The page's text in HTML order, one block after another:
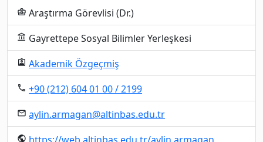
business_center Araştırma Görevlisi (Dr.)
account_balance Gayrettepe Sosyal Bilimler Yerleşkesi
assignment_ind Akademik Özgeçmiş
local_phone +90 (212) 604 01 00 / 2199
email aylin.armagan@altinbas.edu.tr
public